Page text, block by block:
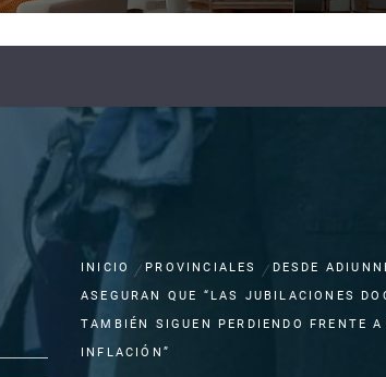
INICIO PROVINCIALES
DESDE
ASEGURAN QUE “LAS JUBILACIONES
TAMBIÉN SIGUEN PERDIENDO FRENTE A
INFLACIÓN”